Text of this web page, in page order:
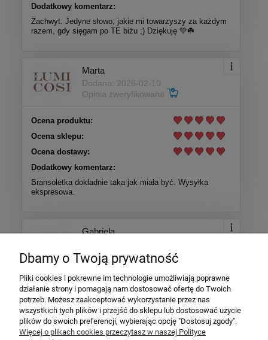
Dodatkowy komentarz:
Zachwyt. Jedyne słowo, jakie mi towarzyszy za każdym
razem, gdy sięgam po TE biżu ;) Dziękuję 💚☘️
Marta
Dodano: 2026-02-10
Opinia zweryfikowana
Ocena produktu:
Ocena sklepu:
Ocena dostawy:
Dodatkowy komentarz:
Bransoletka dokładnie taka jak miała być. Wysyłka
ekspresowa.
Gabriela
Opinia zweryfikowana
Ocena produktu:
Ocena sklepu:
Ocena dostawy:
Dodatkowy komentarz:
Dbamy o Twoją prywatność
Pliki cookies i pokrewne im technologie umożliwiają poprawne
działanie strony i pomagają nam dostosować ofertę do Twoich
potrzeb. Możesz zaakceptować wykorzystanie przez nas
wszystkich tych plików i przejść do sklepu lub dostosować użycie
plików do swoich preferencji, wybierając opcję "Dostosuj zgody".
Więcej o plikach cookies przeczytasz w naszej Polityce